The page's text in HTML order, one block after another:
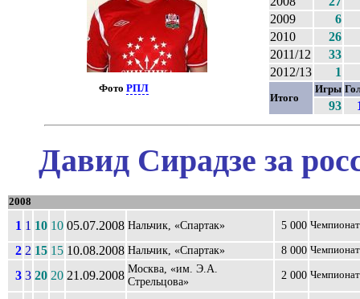
Фото РПЛ
2009
6
2010
26
2011/12
33
2012/13
1
Итого
Игры
93
Давид Сирадзе за
2008
1 1 10 10 05.07.2008 Нальчик, «Спартак» 5 000 Чемпионат
2 2 15 15 10.08.2008 Нальчик, «Спартак» 8 000 Чемпионат
3 3 20 20 21.09.2008 Москва, «им. Э.А.
Стрельцова»
2 000 Чемпионат